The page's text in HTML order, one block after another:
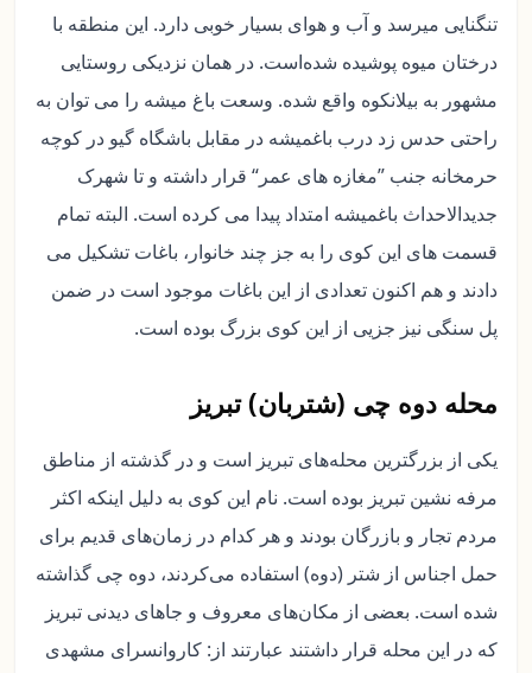
تنگنایی میرسد و آب و هوای بسیار خوبی دارد. این منطقه با
درختان میوه پوشیده شده‌است. در همان نزدیکی روستایی
مشهور به بیلانکوه واقع شده. وسعت باغ میشه را می توان به
راحتی حدس زد درب باغمیشه در مقابل باشگاه گیو در کوچه
حرمخانه جنب ”مغازه های عمر“ قرار داشته و تا شهرک
جدیدالاحداث باغمیشه امتداد پیدا می کرده است. البته تمام
قسمت های این کوی را به جز چند خانوار، باغات تشکیل می
دادند و هم اکنون تعدادی از این باغات موجود است در ضمن
پل سنگی نیز جزیی از این کوی بزرگ بوده است.
محله دوه چی (شتربان) تبریز
یکی از بزرگترین محله‌های تبریز است و در گذشته از مناطق
مرفه نشین تبریز بوده است. نام این کوی به دلیل اینکه اکثر
مردم تجار و بازرگان بودند و هر کدام در زمان‌های قدیم برای
حمل اجناس از شتر (دوه) استفاده می‌کردند، دوه چی گذاشته
شده است. بعضی از مکان‌های معروف و جاهای دیدنی تبریز
که در این محله قرار داشتند عبارتند از: کاروانسرای مشهدی